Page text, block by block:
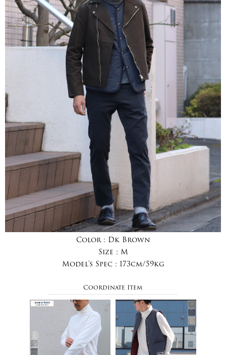
Color : Dk Brown
Size : M
Model's Spec : 173cm/59kg
Coordinate Item